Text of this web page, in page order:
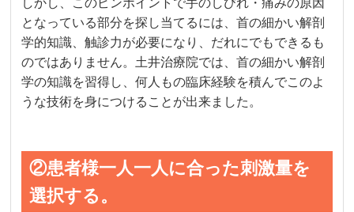
となっている部分を探し当てるには、首の細かい解剖
学的知識、触診力が必要になり、だれにでもできるも
のではありません。土井治療院では、首の細かい解剖
学の知識を習得し、何人もの臨床経験を積んでこのよ
うな技術を身につけることが出来ました。
②患者様一人一人に合った刺激量を
選択する。